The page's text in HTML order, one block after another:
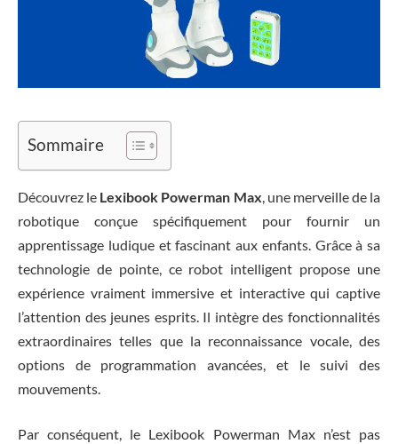
Sommaire
Découvrez le Lexibook Powerman Max, une merveille de la
robotique conçue spécifiquement pour fournir un
apprentissage ludique et fascinant aux enfants. Grâce à sa
technologie de pointe, ce robot intelligent propose une
expérience vraiment immersive et interactive qui captive
l’attention des jeunes esprits. Il intègre des fonctionnalités
extraordinaires telles que la reconnaissance vocale, des
options de programmation avancées, et le suivi des
mouvements.
Par conséquent, le Lexibook Powerman Max n’est pas